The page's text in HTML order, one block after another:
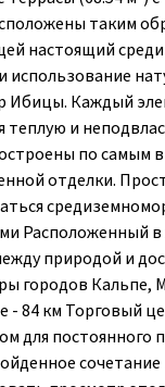
таким
настоящий
использование
Ибицы. Каждый
теплую и
по самым
отделки.
Расположенный
природой и
городов Кальпе,
- 84 км Торговый
для постоянного